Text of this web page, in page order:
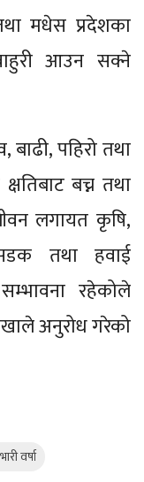
मधेस प्रदेशका
आउन सक्ने
बाढी, पहिरो तथा
बच्न तथा
लगायत कृषि,
सडक तथा हवाई
रहेकोले
अनुरोध गरेको
वर्षा